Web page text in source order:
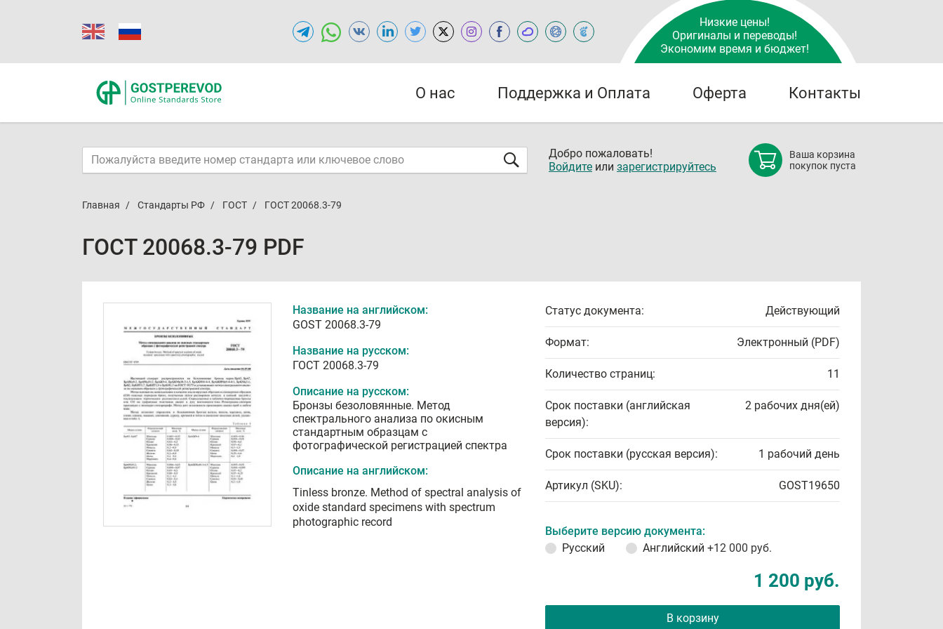
Низкие цены!
Оригиналы и переводы!
Экономим время и бюджет!
О нас Поддержка и Оплата Оферта Контакты
Добро пожаловать!
Войдите или зарегистрируйтесь
Ваша корзина
покупок пуста
Главная Стандарты РФ ГОСТ ГОСТ 20068.3-79
ГОСТ 20068.3-79 PDF
Название на английском:
GOST 20068.3-79
Название на русском:
ГОСТ 20068.3-79
Описание на русском:
Бронзы безоловянные. Метод
спектрального анализа по окисным
стандартным образцам с
фотографической регистрацией спектра
Описание на английском:
Tinless bronze. Method of spectral analysis of
oxide standard specimens with spectrum
photographic record
Статус документа: Действующий
Формат: Электронный (PDF)
Количество страниц: 11
Срок поставки (английская
версия):
2 рабочих дня(ей)
Срок поставки (русская версия): 1 рабочий день
Артикул (SKU): GOST19650
Выберите версию документа:
Русский
Английский +12 000 руб.
1 200 руб.
В корзину